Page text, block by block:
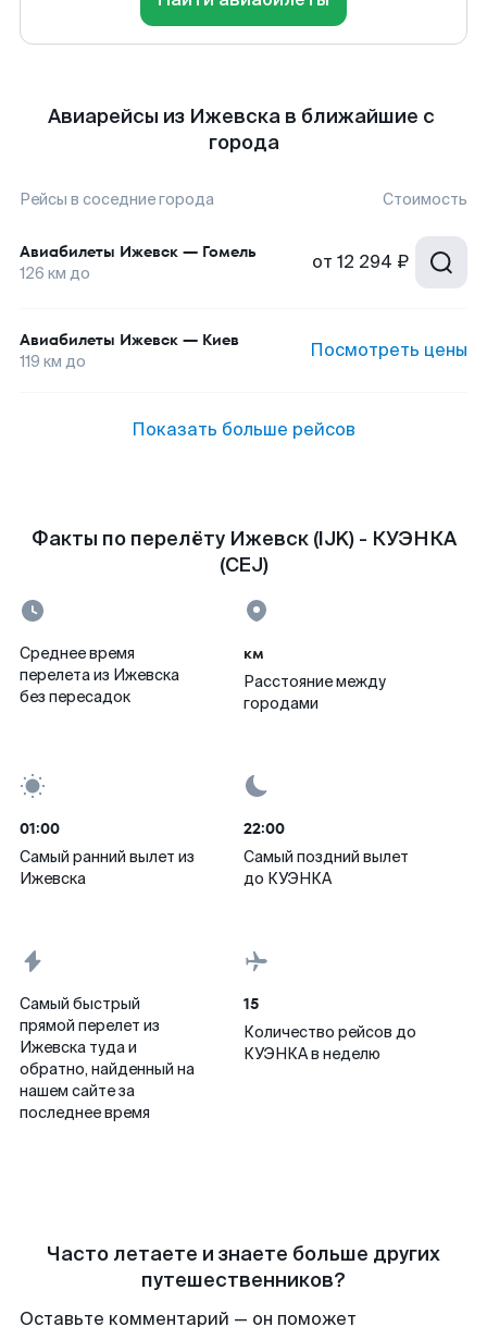
Авиарейсы из Ижевска в ближайшие с
города
Рейсы в соседние города Стоимость
Авиабилеты Ижевск — Гомель
126 км до от 12 294 ₽
Авиабилеты Ижевск — Киев
119 км до Посмотреть цены
Показать больше рейсов
Факты по перелёту Ижевск (IJK) - КУЭНКА
(CEJ)
Среднее время
перелета из Ижевска
без пересадок
км
Расстояние между
городами
01:00
Самый ранний вылет из
Ижевска
22:00
Самый поздний вылет
до КУЭНКА
Самый быстрый
прямой перелет из
Ижевска туда и
обратно, найденный на
нашем сайте за
последнее время
15
Количество рейсов до
КУЭНКА в неделю
Часто летаете и знаете больше других
путешественников?
Оставьте комментарий — он поможет